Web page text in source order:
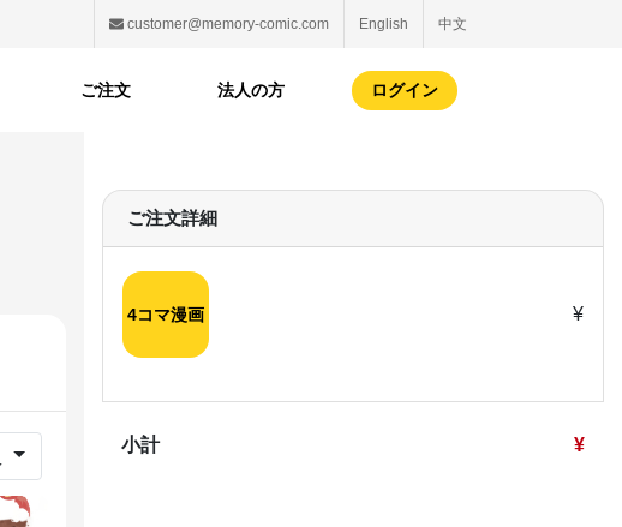
customer@memory-comic.com English 中文
ご注文 法人の方 ログイン
お名前
ご注文詳細
4コマ漫画 ¥
小計 ¥